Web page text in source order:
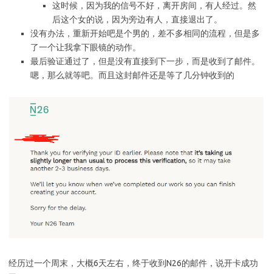
这时候，因为我的信号不好，离开房间，有人经过。然
后这个女的说，因为旁边有人，直接退出了。
没有办法，重新开始吧是个男的，差不多相同的流程，但是多
了一个让我拿下眼镜的动作。
最后验证通过了，但是没有直接到下一步，而是收到了邮件。
嗯，那么就等吧。而且这封邮件还是等了几分钟收到的
经历过一个周末，大概6天左右，终于收到N26的邮件，说开卡成功